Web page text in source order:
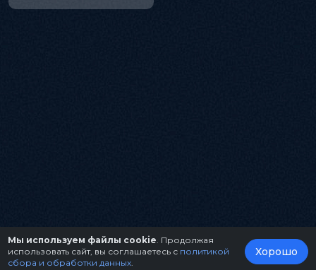
Мы используем файлы cookie . Продолжая
использовать сайт, вы соглашаетесь с политикой
сбора и обработки данных
Хорошо